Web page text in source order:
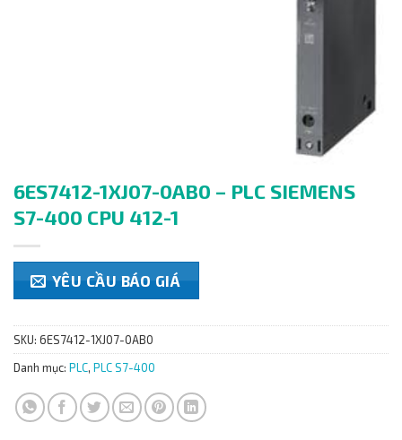
6ES7412-1XJ07-0AB0 – PLC SIEMENS
S7-400 CPU 412-1
YÊU CẦU BÁO GIÁ
SKU: 6ES7412-1XJ07-0AB0
Danh mục: PLC, PLC S7-400